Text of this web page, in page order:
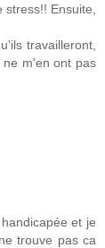
Ensuite,
travailleront,
ne m'en ont pas
et je
trouve pas ca